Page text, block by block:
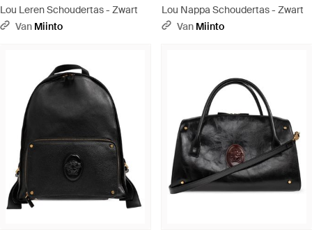
Lou Leren Schoudertas - Zwart
Van Miinto
Lou Nappa Schoudertas - Zwart
Van Miinto